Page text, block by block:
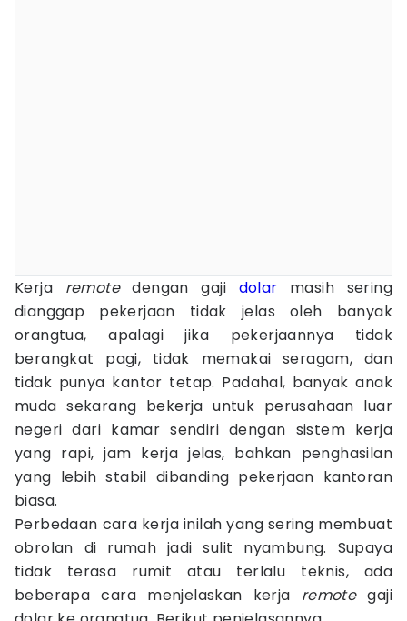
Kerja remotedengan gaji dolar masih sering
dianggap pekerjaan tidak jelas oleh banyak
orangtua, apalagi jika pekerjaannya tidak
berangkat pagi, tidak memakai seragam, dan
tidak punya kantor tetap. Padahal, banyak anak
muda sekarang bekerja untuk perusahaan luar
negeri dari kamar sendiri dengan sistem kerja
yang rapi, jam kerja jelas, bahkan penghasilan
yang lebih stabil dibanding pekerjaan kantoran
biasa.
Perbedaan cara kerja inilah yang sering membuat
obrolan di rumah jadi sulit nyambung. Supaya
tidak terasa rumit atau terlalu teknis, ada
beberapa cara menjelaskan kerja remotegaji